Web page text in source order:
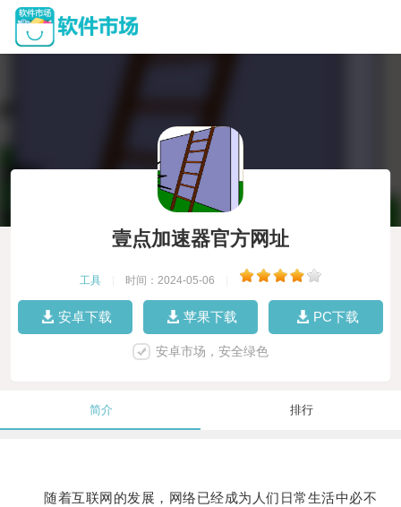
壹点加速器官方网址
工具 时间：2024-05-06
安卓下载 苹果下载 PC下载
安卓市场，安全绿色
简介 排行
随着互联网的发展，网络已经成为人们日常生活中必不